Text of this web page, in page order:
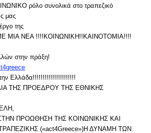
ρόλο συνολικά στο τραπεζικό
μας
της
ΜΙΑ ΝΕΑ !!!!ΚΟΙΝΩΝΙΚΗ!!ΚΑΙΝΟΤΟΜΙΑ!!!!
στην πράξη!
Ελλάδα!!!!!!!!!!!!!!!!!!!!!!
ΤΗΣ ΠΡΟΕΔΡΟΥ ΤΗΣ ΕΘΝΙΚΗΣ
ΠΡΟΩΘΗΣΗ ΤΗΣ ΚΟΙΝΩΝΙΚΗΣ ΚΑΙ
(«act4Greece»)Η ΔΥΝΑΜΗ ΤΩΝ